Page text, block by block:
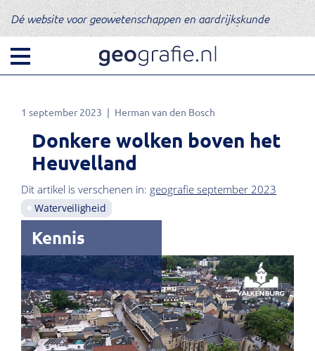
Dé website voor geowetenschappen en aardrijkskunde
1 september 2023 Herman van den Bosch
Donkere wolken boven het
Heuvelland
Dit artikel is verschenen in: geografie september 2023
Waterveiligheid
Kennis